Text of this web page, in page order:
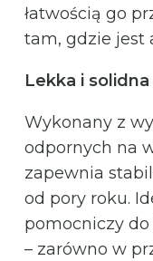
łatwością go
tam, gdzie jest
Lekka i
Wykonany z
odpornych na
zapewnia
od pory roku.
pomocniczy
– zarówno w